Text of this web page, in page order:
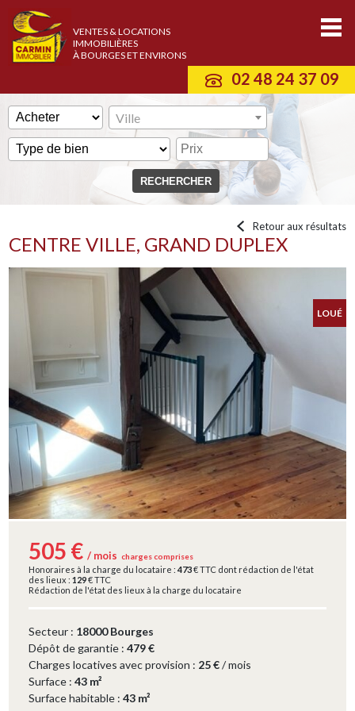
VENTES & LOCATIONS
IMMOBILIÈRES
À BOURGES ET ENVIRONS
02 48 24 37 09
Ville
Retour aux résultats
CENTRE VILLE, GRAND DUPLEX
LOUÉ
505 € / mois charges comprises
Honoraires à la charge du locataire :473€ TTC dont rédaction de l'état
des lieux :129€ TTC
Rédaction de l'état des lieux à la charge du locataire
Secteur : 18000 Bourges
Dépôt de garantie :479 €
Charges locatives avec provision : 25 €/ mois
Surface :43 m²
Surface habitable :43 m²